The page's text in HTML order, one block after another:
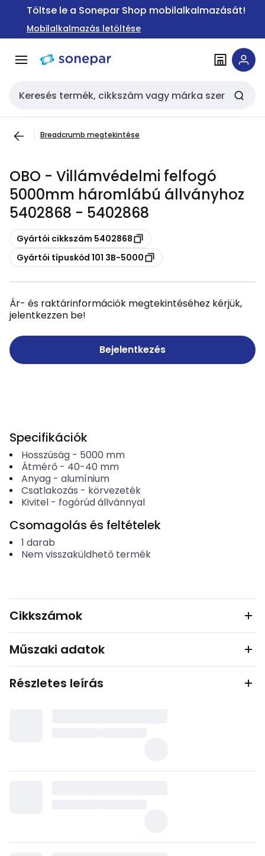
Ugrás a
Ugrás a
tartalomra
Töltse le a Sonepar Shop mobilalkalmazását!
Mobilalkalmazás letöltése
Keresési bemenet
Breadcrumb megtekintése
OBO - Villámvédelmi felfogó
5000mm háromlábú állványhoz
5402868 - 5402868
Másolás
Gyártói cikkszám 5402868
Másolás
Gyártói típuskód 101 3B-5000
Ár- és raktárinformációk megtekintéséhez kérjük,
jelentkezzen be!
Bejelentkezés
Specifikációk
Hosszúság- 5000 mm
Átmérő- 40-40 mm
Anyag- alumínium
Csatlakozás - körvezeték
Kivitel- fogórúd állvánnyal
Csomagolás és feltételek
1 darab
Nem visszaküldhető termék
Cikkszámok
Műszaki adatok
Részletes leírás